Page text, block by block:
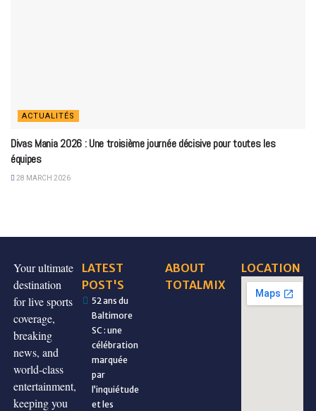
ACTUALITÉS
Divas Mania 2026 : Une troisième journée décisive pour toutes les
équipes
28 MARCH 2026
Your ultimate
destination
for live sports
coverage,
breaking
news, and
world-class
entertainment,
keeping you
LATEST
POST'S
52 ans du
Baltimore
SC : une
célébration
marquée
par
l’inquiétude
et les
ABOUT
TOTALMIX
LOCATION